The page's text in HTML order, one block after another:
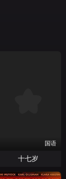
国语
十七岁